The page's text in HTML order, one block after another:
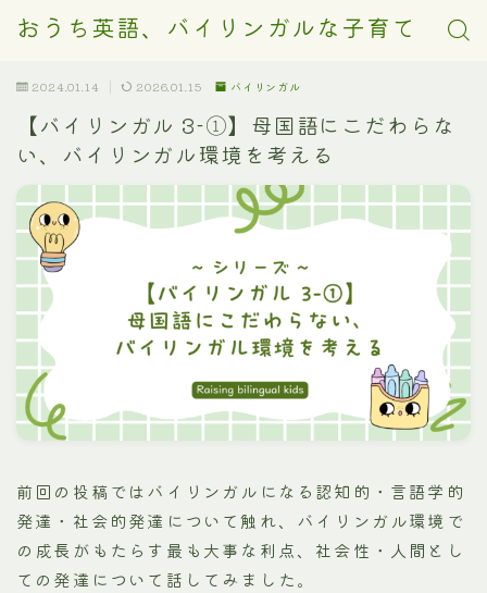
おうち英語、バイリンガルな子育て
2024.01.14 2026.01.15 バイリンガル
【バイリンガル 3-①】母国語にこだわらな
い、バイリンガル環境を考える
前回の投稿ではバイリンガルになる認知的・言語学的
発達・社会的発達について触れ、バイリンガル環境で
の成長がもたらす最も大事な利点、社会性・人間とし
ての発達について話してみました。